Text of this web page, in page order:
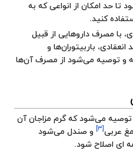
تا حد امکان از انواعی که به
کنید.
با مصرف داروهایی از قبیل
باربیتوران‌ها و
و توصیه می‌شود از مصرف آن‌ها
توصیه می‌شود که گرم مزاجان آن
عربی[۳]
و صندل می‌شود
ای اصلاح شود.